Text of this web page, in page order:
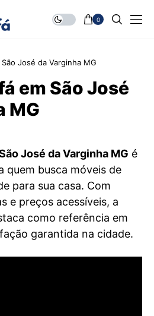
0
José da Varginha MG
em São José
MG
José da Varginha MG é
quem busca móveis de
para sua casa. Com
e preços acessíveis, a
como referência em
garantida na cidade.